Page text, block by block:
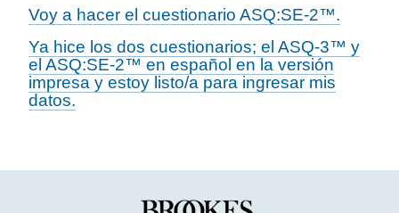
Voy a hacer el cuestionario ASQ:SE-2™.
Ya hice los dos cuestionarios; el ASQ-3™ y
el ASQ:SE-2™ en español en la versión
impresa y estoy listo/a para ingresar mis
datos.